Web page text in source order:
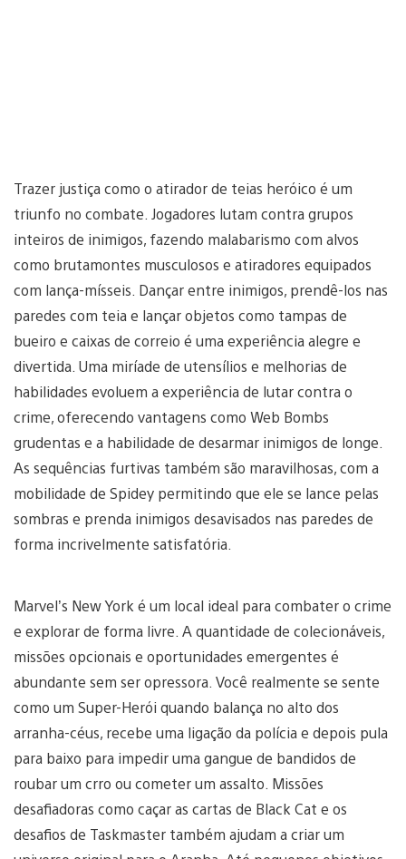
Trazer justiça como o atirador de teias heróico é um
triunfo no combate. Jogadores lutam contra grupos
inteiros de inimigos, fazendo malabarismo com alvos
como brutamontes musculosos e atiradores equipados
com lança-mísseis. Dançar entre inimigos, prendê-los nas
paredes com teia e lançar objetos como tampas de
bueiro e caixas de correio é uma experiência alegre e
divertida. Uma miríade de utensílios e melhorias de
habilidades evoluem a experiência de lutar contra o
crime, oferecendo vantagens como Web Bombs
grudentas e a habilidade de desarmar inimigos de longe.
As sequências furtivas também são maravilhosas, com a
mobilidade de Spidey permitindo que ele se lance pelas
sombras e prenda inimigos desavisados nas paredes de
forma incrivelmente satisfatória.
Marvel’s New York é um local ideal para combater o crime
e explorar de forma livre. A quantidade de colecionáveis,
missões opcionais e oportunidades emergentes é
abundante sem ser opressora. Você realmente se sente
como um Super-Herói quando balança no alto dos
arranha-céus, recebe uma ligação da polícia e depois pula
para baixo para impedir uma gangue de bandidos de
roubar um crro ou cometer um assalto. Missões
desafiadoras como caçar as cartas de Black Cat e os
desafios de Taskmaster também ajudam a criar um